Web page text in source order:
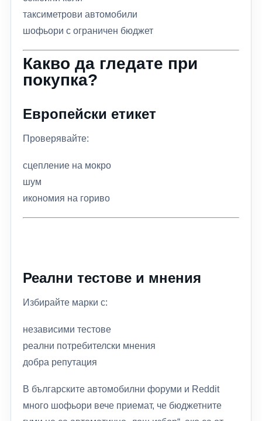
таксиметрови автомобили
шофьори с ограничен бюджет
Какво да гледате при
покупка?
Европейски етикет
Проверявайте:
сцепление на мокро
шум
икономия на гориво
Реални тестове и мнения
Избирайте марки с:
независими тестове
реални потребителски мнения
добра репутация
В българските автомобилни форуми и Reddit
много шофьори вече приемат, че бюджетните